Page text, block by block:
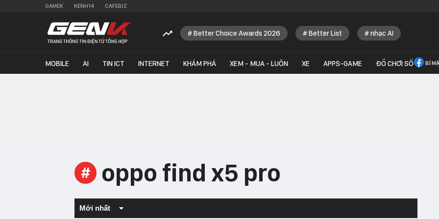
GAMEK KENH14 CAFEBIZ
Better Choice Awards 2026 Better List nhạc AI
MOBILE AI TIN ICT INTERNET KHÁM PHÁ XEM - MUA - LUÔN XE APPS-GAME ĐỒ CHƠI SỐ BÍ
# oppo find x5 pro
Mới nhất